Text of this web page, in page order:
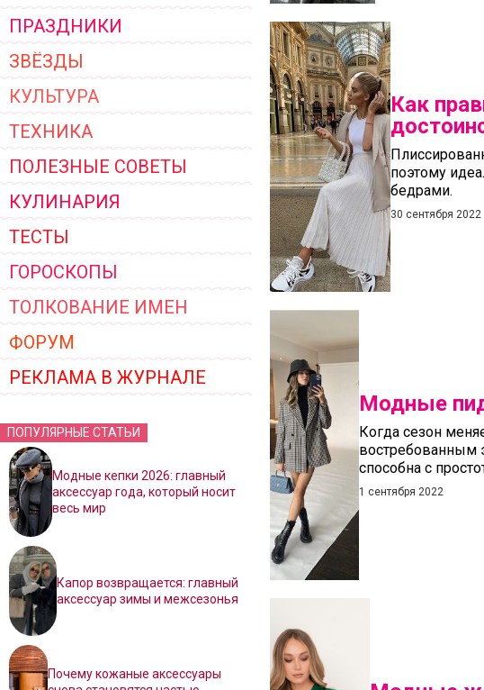
ПРАЗДНИКИ
ЗВЁЗДЫ
КУЛЬТУРА
ТЕХНИКА
ПОЛЕЗНЫЕ СОВЕТЫ
КУЛИНАРИЯ
ТЕСТЫ
ГОРОСКОПЫ
ТОЛКОВАНИЕ ИМЕН
ФОРУМ
РЕКЛАМА В ЖУРНАЛЕ
ПОПУЛЯРНЫЕ СТАТЬИ
Модные кепки 2026: главный
аксессуар года, который носит
весь мир
Капор возвращается: главный
аксессуар зимы и межсезонья
Почему кожаные аксессуары
Как
поэтому
бедрами.
30 сентября 2022
Модные
Когда сезон
востребованным
способна с
1 сентября 2022